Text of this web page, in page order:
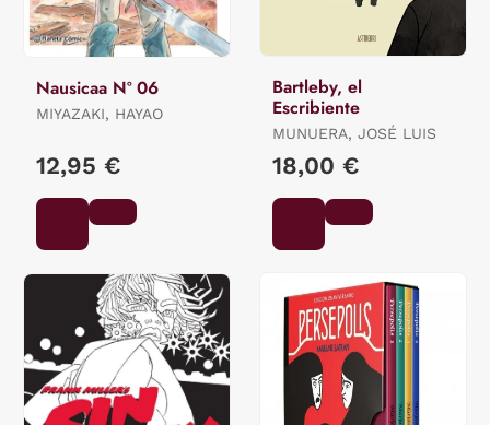
Nausicaa Nº 06
MIYAZAKI, HAYAO
12,95 €
Bartleby, el
Escribiente
MUNUERA, JOSÉ LUIS
18,00 €